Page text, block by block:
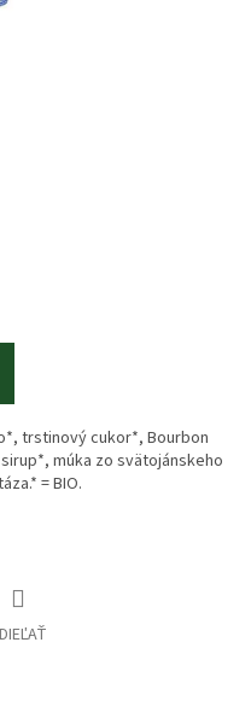
trstinový cukor*, Bourbon
múka zo svätojánskeho
= BIO.